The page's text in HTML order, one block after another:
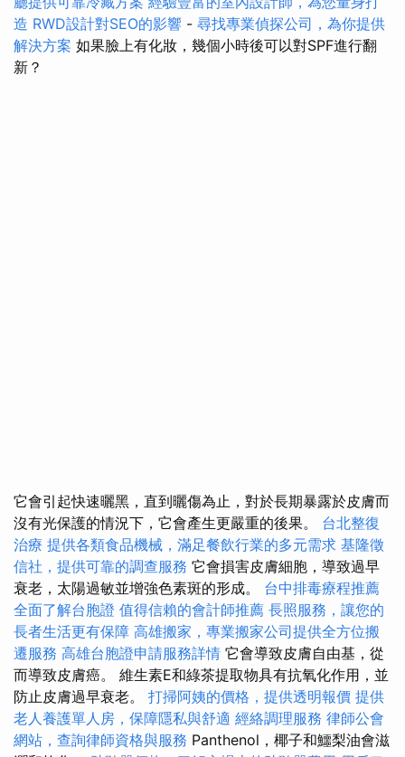
造 RWD設計對SEO的影響 - 尋找專業偵探公司，為你提供
解決方案 如果臉上有化妝，幾個小時後可以對SPF進行翻
新？
它會引起快速曬黑，直到曬傷為止，對於長期暴露於皮膚而
沒有光保護的情況下，它會產生更嚴重的後果。 台北整復
治療 提供各類食品機械，滿足餐飲行業的多元需求 基隆徵
信社，提供可靠的調查服務 它會損害皮膚細胞，導致過早
衰老，太陽過敏並增強色素斑的形成。 台中排毒療程推薦
全面了解台胞證 值得信賴的會計師推薦 長照服務，讓您的
長者生活更有保障 高雄搬家，專業搬家公司提供全方位搬
遷服務 高雄台胞證申請服務詳情 它會導致皮膚自由基，從
而導致皮膚癌。 維生素E和綠茶提取物具有抗氧化作用，並
防止皮膚過早衰老。 打掃阿姨的價格，提供透明報價 提供
老人養護單人房，保障隱私與舒適 經絡調理服務 律師公會
網站，查詢律師資格與服務 Panthenol，椰子和鱷梨油會滋